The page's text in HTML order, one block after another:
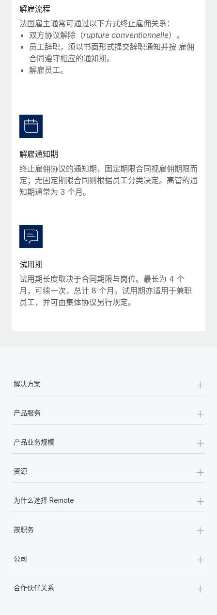
背景调查
简化候选人筛选流程
合规守望台
防范合规风险
实体设立
人员调配与搬迁
轻松搬迁员工
福利
轻松管理员工福利
获得支持
查看全部资源
博客
to the demands of today’s labor market, the...
What a Workday global payroll implementation
actually looks like
了解更多
解雇流程
法国雇主通常可通过以下方式终止雇佣关系：
双方协议解除（rupture conventionnelle）。
员工辞职，须以书面形式提交辞职通知并按 雇佣
合同遵守相应的通知期。
解雇员工。
解雇通知期
终止雇佣协议的通知期，固定期限合同视雇佣期限而
定；无固定期限合同则根据员工分类决定。高管的通
知期通常为 3 个月。
试用期
试用期长度取决于合同期限与岗位。最长为 4 个
月，可续一次，总计 8 个月。试用期亦适用于兼职
员工，并可由集体协议另行规定。
解决方案 +
产品服务 +
产品业务规模 +
资源 +
为什么选择 Remote +
按职务 +
公司 +
合作伙伴关系 +